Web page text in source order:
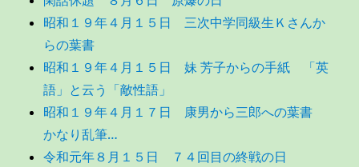
昭和１９年４月１５日 三次中学同級生Ｋさんか
らの葉書
昭和１９年４月１５日 妹 芳子からの手紙 「英
語」と云う「敵性語」
昭和１９年４月１７日 康男から三郎への葉書
かなり乱筆…
令和元年８月１５日 ７４回目の終戦の日